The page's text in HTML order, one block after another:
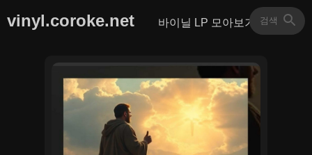
vinyl.coroke.net 바이닐 LP 모아보기